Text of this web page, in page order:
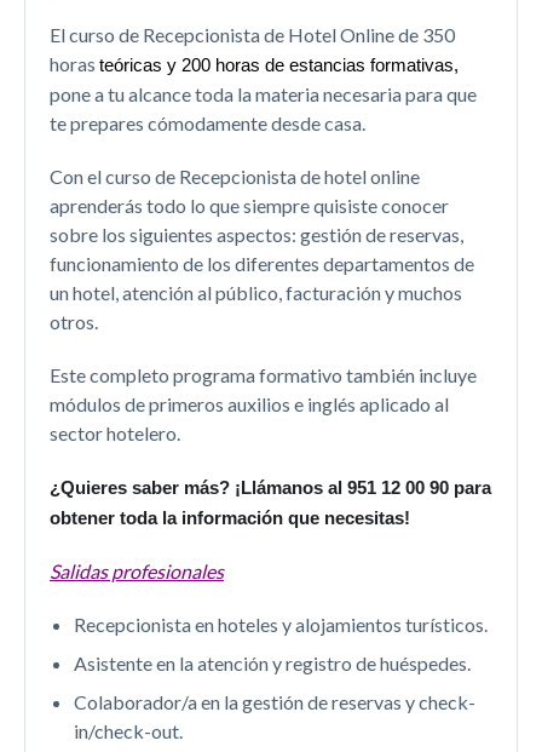
El curso de Recepcionista de Hotel Online de 350
horas teóricas y 200 horas de estancias formativas,
pone a tu alcance toda la materia necesaria para que
te prepares cómodamente desde casa.
Con el curso de Recepcionista de hotel online
aprenderás todo lo que siempre quisiste conocer
sobre los siguientes aspectos: gestión de reservas,
funcionamiento de los diferentes departamentos de
un hotel, atención al público, facturación y muchos
otros.
Este completo programa formativo también incluye
módulos de primeros auxilios e inglés aplicado al
sector hotelero.
¿Quieres saber más? ¡Llámanos al 951 12 00 90 para
obtener toda la información que necesitas!
Salidas profesionales
Recepcionista en hoteles y alojamientos turísticos.
Asistente en la atención y registro de huéspedes.
Colaborador/a en la gestión de reservas y check-
in/check-out.